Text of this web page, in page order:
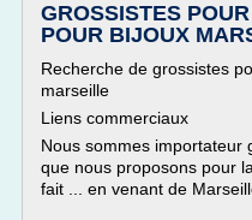
GROSSISTES
POUR BIJOUX
Recherche de grossistes
marseille
Liens commerciaux
Nous sommes importateur
que nous proposons pour
fait ... en venant de